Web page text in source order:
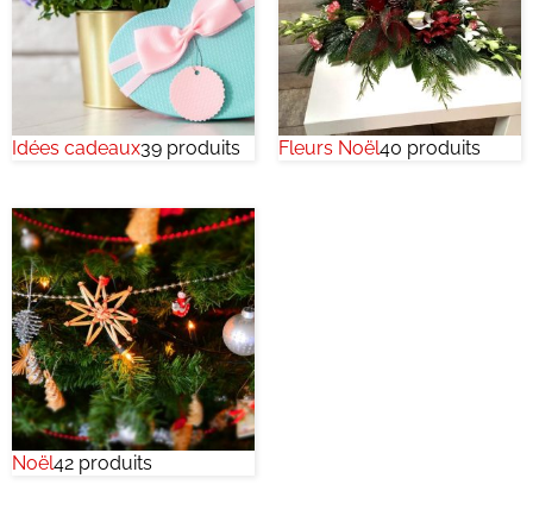
Idées cadeaux39 produits Fleurs Noël40 produits
Noël42 produits